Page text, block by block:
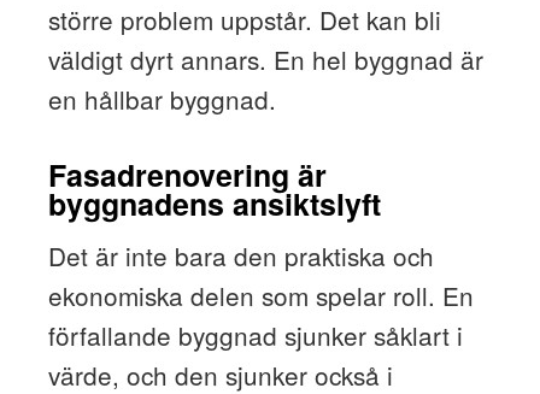
större problem uppstår. Det kan bli
väldigt dyrt annars. En hel byggnad är
en hållbar byggnad.
Fasadrenovering är
byggnadens ansiktslyft
Det är inte bara den praktiska och
ekonomiska delen som spelar roll. En
förfallande byggnad sjunker såklart i
värde, och den sjunker också i